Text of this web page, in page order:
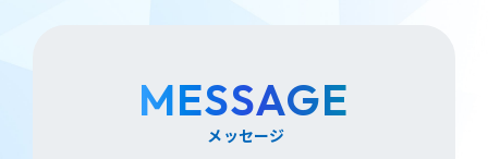
MESSAGE
メッセージ